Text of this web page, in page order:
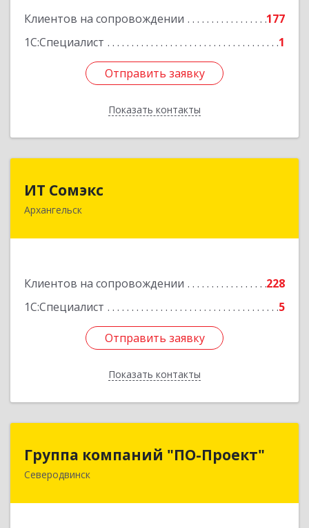
Клиентов на сопровождении
177
1С:Специалист
1
Отправить заявку
Показать контакты
Подробнее
Отправить заявку
Назад
ИТ Сомэкс
Архангельск
Клиентов на сопровождении
228
1С:Специалист
5
Отправить заявку
Показать контакты
163001, Архангельская обл, Архангельск г,
Подробнее
Отправить заявку
Назад
Группа компаний "ПО-Проект"
Северодвинск
Группа компаний "ПО-Проект"
164500, Архангельская обл, Северодвинск г,